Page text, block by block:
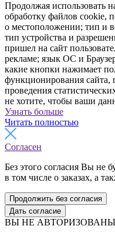
Продолжая использовать
обработку файлов cookie,
о местоположении; тип и
тип устройства и
пришел на сайт
рекламе; язык ОС и
какие кнопки нажимает
функционирования сайта,
проведения
не хотите, чтобы ваши
Узнать больше
Читать полностью
Согласен
Без этого согласия Вы не
в том числе о заказах, а
Продолжить без согласия
Дать согласие
ВЫ НЕ АВТОРИЗОВАНЫ